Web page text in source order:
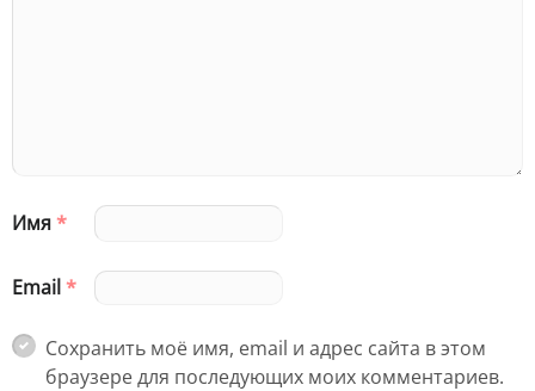
Имя*
Email*
Сохранить моё имя, email и адрес сайта в этом
браузере для последующих моих комментариев.